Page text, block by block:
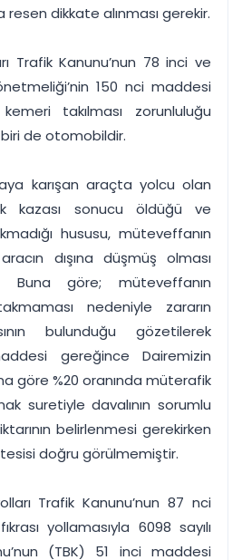
dikkate alınması gerekir.
Trafik Kanunu’nun 78 inci ve
150 nci maddesi
takılması zorunluluğu
de otomobildir.
karışan araçta yolcu olan
kazası sonucu öldüğü ve
hususu, müteveffanın
dışına düşmüş olması
Buna göre; müteveffanın
nedeniyle zararın
bulunduğu gözetilerek
gereğince Dairemizin
göre %20 oranında müterafik
suretiyle davalının sorumlu
belirlenmesi gerekirken
tesisi doğru görülmemiştir.
Trafik Kanunu’nun 87 nci
yollamasıyla 6098 sayılı
(TBK) 51 inci maddesi